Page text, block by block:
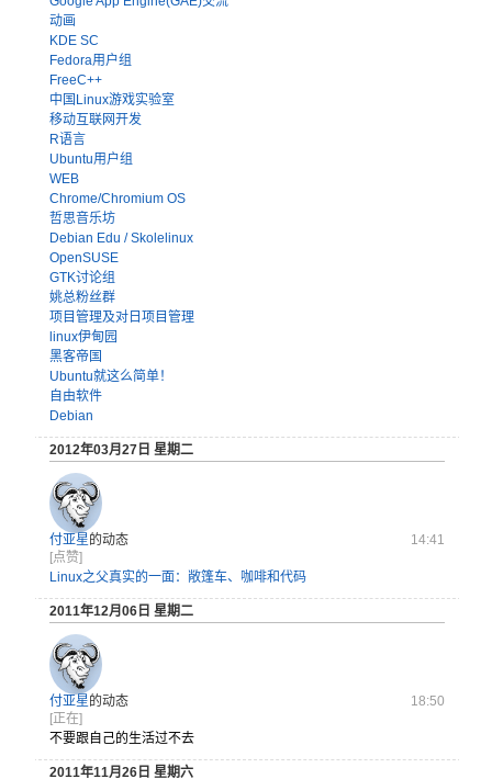
动画
KDE SC
Fedora用户组
FreeC++
中国Linux游戏实验室
移动互联网开发
R语言
Ubuntu用户组
WEB
Chrome/Chromium OS
哲思音乐坊
Debian Edu / Skolelinux
OpenSUSE
GTK讨论组
姚总粉丝群
项目管理及对日项目管理
linux伊甸园
黑客帝国
Ubuntu就这么简单！
自由软件
Debian
2012年03月27日 星期二
付亚星的动态
14:41
[点赞]
Linux之父真实的一面：敞篷车、咖啡和代码
2011年12月06日 星期二
付亚星的动态
18:50
[正在]
不要跟自己的生活过不去
2011年11月26日 星期六